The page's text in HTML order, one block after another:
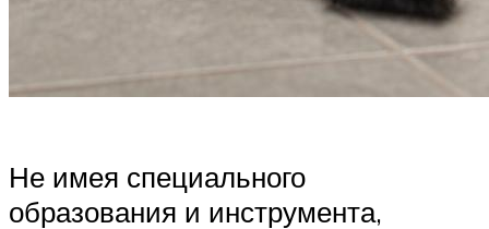
Не имея специального
образования и инструмента,